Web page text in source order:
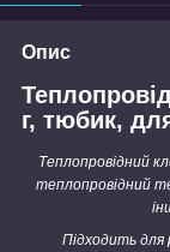
Опис
г, тюбик,
Теплопровідний
теплопровідний
Підходить для